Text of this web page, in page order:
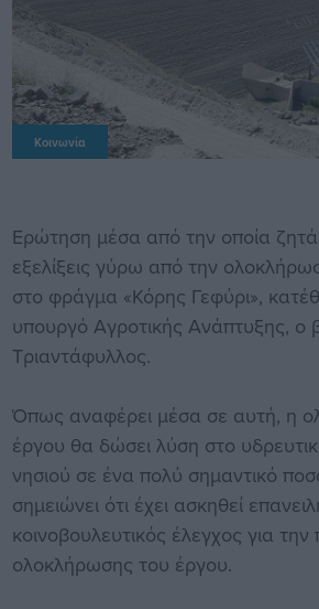
Κοινωνία
Ερώτηση μέσα από την οποία
εξελίξεις γύρω από την
στο φράγμα «Κόρης Γεφύρι»,
υπουργό Αγροτικής Ανάπτυξης, ο
Τριαντάφυλλος.
Όπως αναφέρει μέσα σε αυτή, η
έργου θα δώσει λύση στο
νησιού σε ένα πολύ σημαντικό
σημειώνει ότι έχει ασκηθεί
κοινοβουλευτικός έλεγχος για την
ολοκλήρωσης του έργου.